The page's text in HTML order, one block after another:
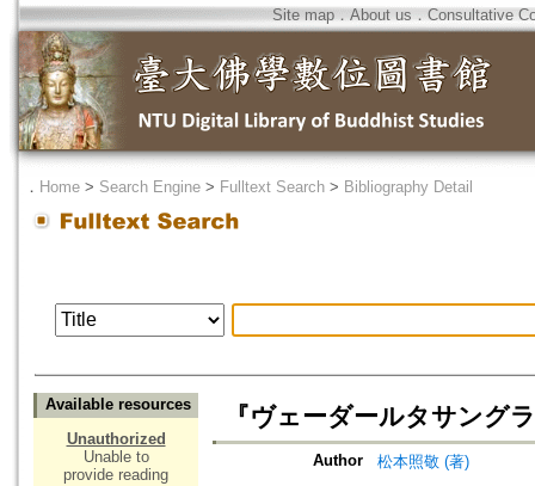
Site map．About us ． Consultative
． Home > Search Engine > Fulltext Search > Bibliography Detail
Available resources
Unauthorized
Unable to
provide reading
『ヴェーダールタサング
Author
松本照敬 (著)